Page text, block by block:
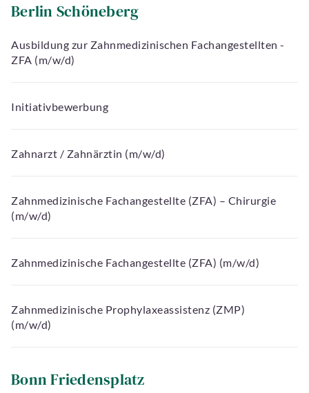
Berlin Schöneberg
Ausbildung zur Zahnmedizinischen Fachangestellten -
ZFA (m/w/d)
Initiativbewerbung
Zahnarzt / Zahnärztin (m/w/d)
Zahnmedizinische Fachangestellte (ZFA) – Chirurgie
(m/w/d)
Zahnmedizinische Fachangestellte (ZFA) (m/w/d)
Zahnmedizinische Prophylaxeassistenz (ZMP)
(m/w/d)
Bonn Friedensplatz